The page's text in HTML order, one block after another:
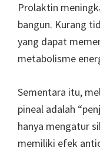
Prolaktin
bangun. Kurang
yang dapat
metabolisme
Sementara itu,
pineal adalah
hanya mengatur
memiliki efek